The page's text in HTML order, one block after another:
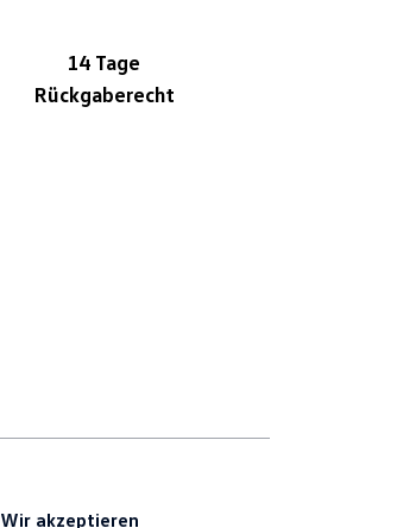
14 Tage
Rückgaberecht
Wir akzeptieren